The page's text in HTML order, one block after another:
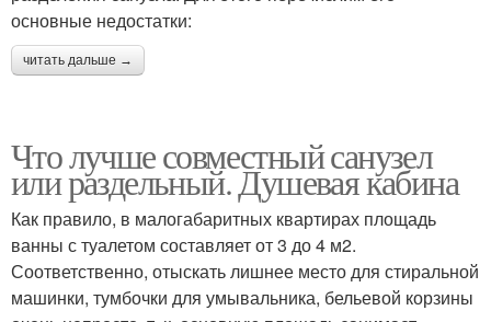
основные недостатки:
читать дальше →
Что лучше совместный санузел
или раздельный. Душевая кабина
Как правило, в малогабаритных квартирах площадь
ванны с туалетом составляет от 3 до 4 м2.
Соответственно, отыскать лишнее место для стиральной
машинки, тумбочки для умывальника, бельевой корзины